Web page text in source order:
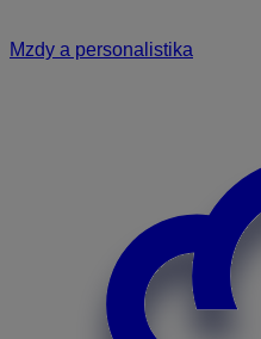
Mzdy a personalistika